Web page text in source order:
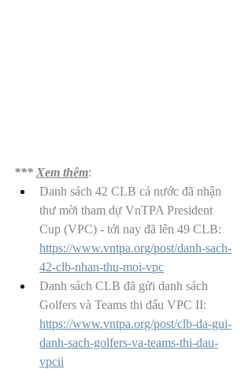
*** Xem thêm:
Danh sách 42 CLB cả nước đã nhận
thư mời tham dự VnTPA President
Cup (VPC) - tới nay đã lên 49 CLB:
https://www.vntpa.org/post/danh-sach-
42-clb-nhan-thu-moi-vpc
Danh sách CLB đã gửi danh sách
Golfers và Teams thi đấu VPC II:
https://www.vntpa.org/post/clb-da-gui-
danh-sach-golfers-va-teams-thi-dau-
vpcii